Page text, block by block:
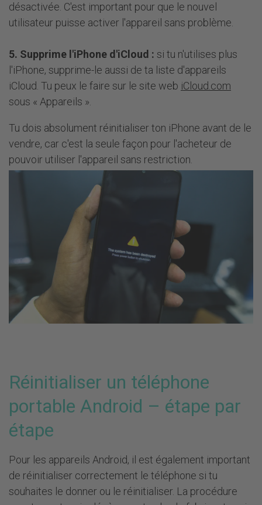
désactivée. C'est important pour que le nouvel
utilisateur puisse activer l'appareil sans problème.
5. Supprime l'iPhone d'iCloud : si tu n'utilises plus
l'iPhone, supprime-le aussi de ta liste d'appareils
iCloud. Tu peux le faire sur le site web iCloud.com
sous « Appareils ».
Tu dois absolument réinitialiser ton iPhone avant de le
vendre, car c'est la seule façon pour l'acheteur de
pouvoir utiliser l'appareil sans restriction.
Réinitialiser un téléphone
portable Android – étape par
étape
Pour les appareils Android, il est également important
de réinitialiser correctement le téléphone si tu
souhaites le donner ou le réinitialiser. La procédure